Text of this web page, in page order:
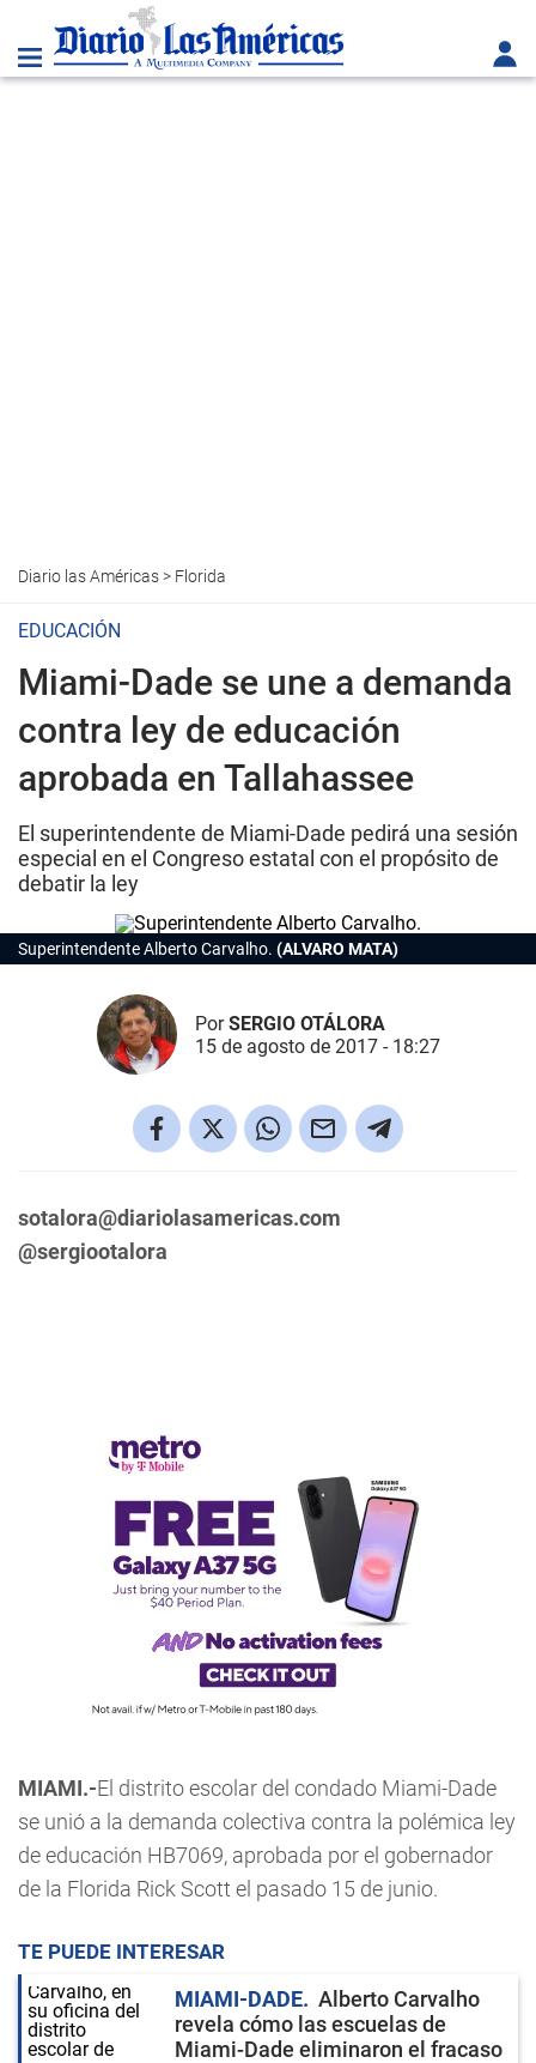
Diario las Américas> Florida
EDUCACIÓN
Miami-Dade se une a demanda
contra ley de educación
aprobada en Tallahassee
El superintendente de Miami-Dade pedirá una sesión
especial en el Congreso estatal con el propósito de
debatir la ley
Superintendente Alberto Carvalho. (ALVARO MATA)
PorSERGIO OTÁLORA
15 de agosto de 2017 - 18:27
sotalora@diariolasamericas.com
@sergiootalora
MIAMI.-El distrito escolar del condado Miami-Dade
se unió a la demanda colectiva contra la polémica ley
de educación HB7069, aprobada por el gobernador
de la Florida Rick Scott el pasado 15 de junio.
TE PUEDE INTERESAR
MIAMI-DADE
Alberto Carvalho
revela cómo las escuelas de
Miami-Dade eliminaron el fracaso